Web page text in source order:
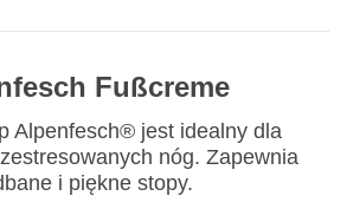
Fußcreme
Alpenfesch® jest idealny dla
nóg. Zapewnia
i piękne stopy.